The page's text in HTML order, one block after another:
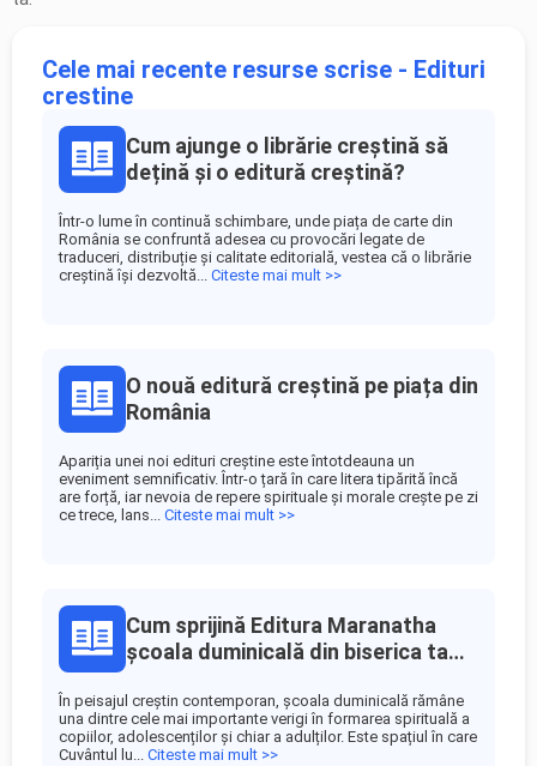
Cele mai recente resurse scrise - Edituri
crestine
Cum ajunge o librărie creștină să
dețină și o editură creștină?
Într-o lume în continuă schimbare, unde piața de carte din
România se confruntă adesea cu provocări legate de
traduceri, distribuție și calitate editorială, vestea că o librărie
creștină își dezvoltă... Citeste mai mult >>
O nouă editură creștină pe piața din
România
Apariția unei noi edituri creștine este întotdeauna un
eveniment semnificativ. Într-o țară în care litera tipărită încă
are forță, iar nevoia de repere spirituale și morale crește pe zi
ce trece, lans... Citeste mai mult >>
Cum sprijină Editura Maranatha
școala duminicală din biserica ta
În peisajul creștin contemporan, școala duminicală rămâne
una dintre cele mai importante verigi în formarea spirituală a
copiilor, adolescenților și chiar a adulților. Este spațiul în care
Cuvântul lu... Citeste mai mult >>